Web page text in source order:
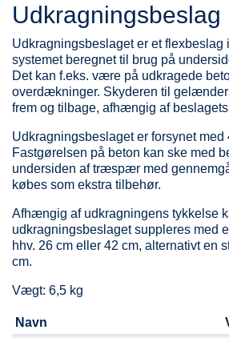
Udkragningsbeslag
Udkragningsbeslaget er et flexbeslag
systemet beregnet til brug på
Det kan f.eks. være på udkragede
overdækninger. Skyderen til
frem og tilbage, afhængig af
Udkragningsbeslaget er forsynet med
Fastgørelsen på beton kan ske med
undersiden af træspær med
købes som ekstra tilbehør.
Afhængig af udkragningens tykkelse
udkragningsbeslaget suppleres med
hhv. 26 cm eller 42 cm, alternativt en
cm.
Vægt: 6,5 kg
Navn